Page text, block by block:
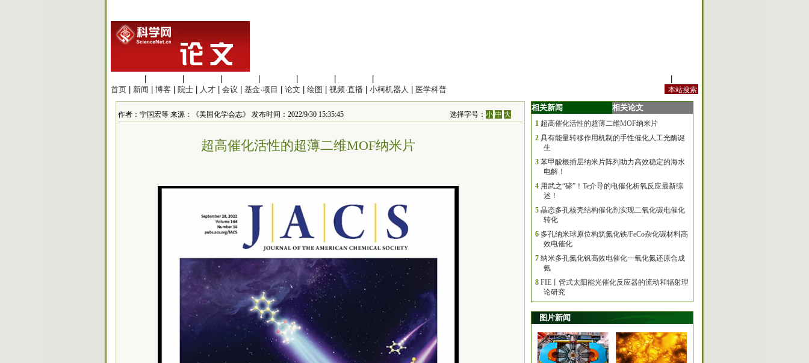
首页
新闻 博客 院士 人才 会议 基金·项目 论文 绘图 视频·直播 小柯机器人 医学科普
作者：宁国宏等 来源：《美国化学会志》 发布时间：2022/9/30 15:35:45 选择字号：小 中 大
超高催化活性的超薄二维MOF纳米片
相关新闻 相关论文
1 超高催化活性的超薄二维MOF纳米片
2 具有能量转移作用机制的手性催化人工光酶诞
生
3 苯甲酸根插层纳米片阵列助力高效稳定的海水
电解！
4 用武之“碲”！Te介导的电催化析氧反应最新综
述！
5 晶态多孔核壳结构催化剂实现二氧化碳电催化
转化
6 多孔纳米球原位构筑氮化铁/FeCo杂化碳材料高
效电催化
7 纳米多孔氮化钒高效电催化一氧化氮还原合成
氨
8 FIE丨管式太阳能光催化反应器的流动和辐射理
论研究
图片新闻